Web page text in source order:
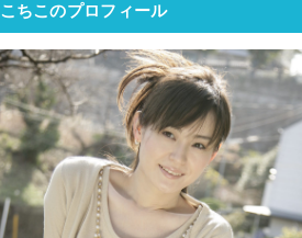
こちこのプロフィール